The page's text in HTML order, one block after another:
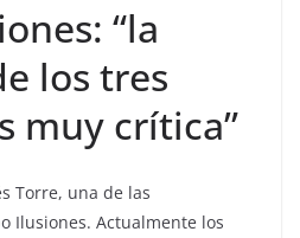
“la
los tres
muy crítica”
Torre, una de las
Ilusiones. Actualmente los